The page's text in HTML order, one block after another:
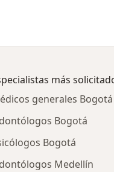
más
generales Bogotá
Bogotá
Bogotá
Medellín